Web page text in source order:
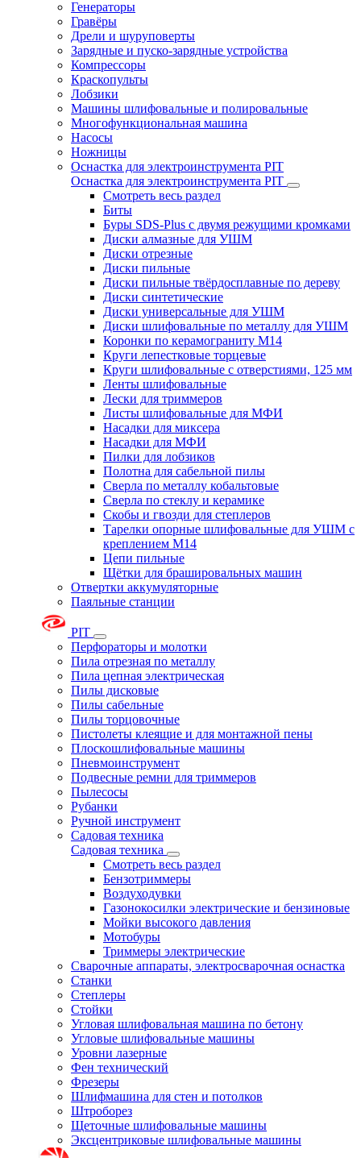
Генераторы
Гравёры
Дрели и шуруповерты
Зарядные и пуско-зарядные устройства
Компрессоры
Краскопульты
Лобзики
Машины шлифовальные и полировальные
Многофункциональная машина
Насосы
Ножницы
Оснастка для электроинструмента PIT
Оснастка для электроинструмента PIT
Смотреть весь раздел
Биты
Буры SDS-Plus c двумя режущими кромками
Диски алмазные для УШМ
Диски отрезные
Диски пильные
Диски пильные твёрдосплавные по дереву
Диски синтетические
Диски универсальные для УШМ
Диски шлифовальные по металлу для УШМ
Коронки по керамограниту M14
Круги лепестковые торцевые
Круги шлифовальные с отверстиями, 125 мм
Ленты шлифовальные
Лески для триммеров
Листы шлифовальные для МФИ
Насадки для миксера
Насадки для МФИ
Пилки для лобзиков
Полотна для сабельной пилы
Сверла по металлу кобальтовые
Сверла по стеклу и керамике
Скобы и гвозди для степлеров
Тарелки опорные шлифовальные для УШМ с
креплением М14
Цепи пильные
Щётки для брашировальных машин
Отвертки аккумуляторные
Паяльные станции
PIT
Перфораторы и молотки
Пила отрезная по металлу
Пила цепная электрическая
Пилы дисковые
Пилы сабельные
Пилы торцовочные
Пистолеты клеящие и для монтажной пены
Плоскошлифовальные машины
Пневмоинструмент
Подвесные ремни для триммеров
Пылесосы
Рубанки
Ручной инструмент
Садовая техника
Садовая техника
Смотреть весь раздел
Бензотриммеры
Воздуходувки
Газонокосилки электрические и бензиновые
Мойки высокого давления
Мотобуры
Триммеры электрические
Сварочные аппараты, электросварочная оснастка
Станки
Степлеры
Стойки
Угловая шлифовальная машина по бетону
Угловые шлифовальные машины
Уровни лазерные
Фен технический
Фрезеры
Шлифмашина для стен и потолков
Штроборез
Щеточные шлифовальные машины
Эксцентриковые шлифовальные машины